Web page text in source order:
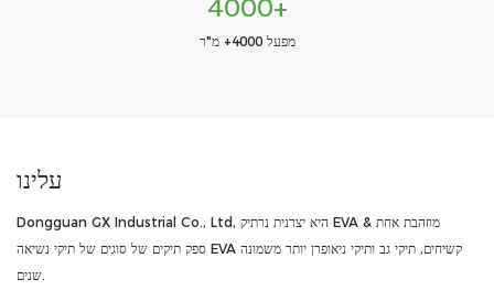
4000+
מפעל 4000+ מ"ר
עלינו
Dongguan GX Industrial Co., Ltd, היא יצרנית נרתיק EVA מוזהבת אחת &
ספק תיקים של סוגים של תיקי נשיאה EVA קשיחים, תיקי גב ותיקי ניאופרן יותר משמונה
שנים.